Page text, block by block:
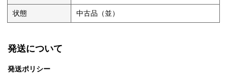
状態 中古品（並）
発送について
発送ポリシー